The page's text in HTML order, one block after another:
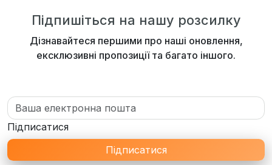
Підпишіться на нашу розсилку
Дізнавайтеся першими про наші оновлення,
ексклюзивні пропозиції та багато іншого.
Підписатися
Підписатися